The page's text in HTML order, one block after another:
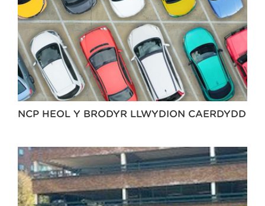
NCP HEOL Y BRODYR LLWYDION CAERDYDD